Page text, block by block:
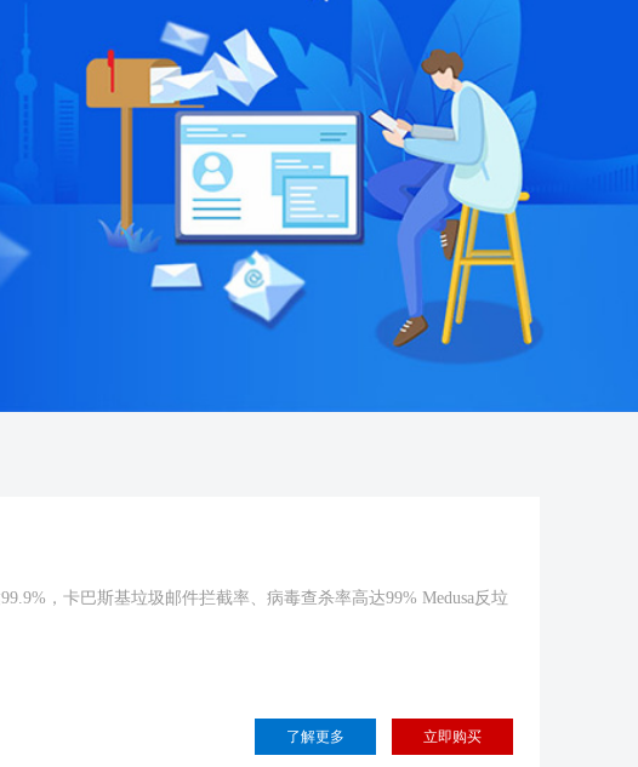
，卡巴斯基垃圾邮件拦截率、病毒查杀率高达99% Medusa反垃
了解更多